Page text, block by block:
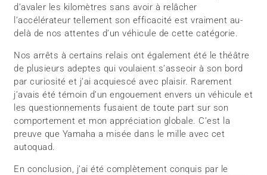
d’avaler les kilomètres sans avoir à relâcher
l’accélérateur tellement son efficacité est vraiment au-
delà de nos attentes d’un véhicule de cette catégorie.
Nos arrêts à certains relais ont également été le théâtre
de plusieurs adeptes qui voulaient s’asseoir à son bord
par curiosité et j’ai acquiescé avec plaisir. Rarement
j’avais été témoin d’un engouement envers un véhicule et
les questionnements fusaient de toute part sur son
comportement et mon appréciation globale. C’est la
preuve que Yamaha a misée dans le mille avec cet
autoquad.
En conclusion, j’ai été complètement conquis par le